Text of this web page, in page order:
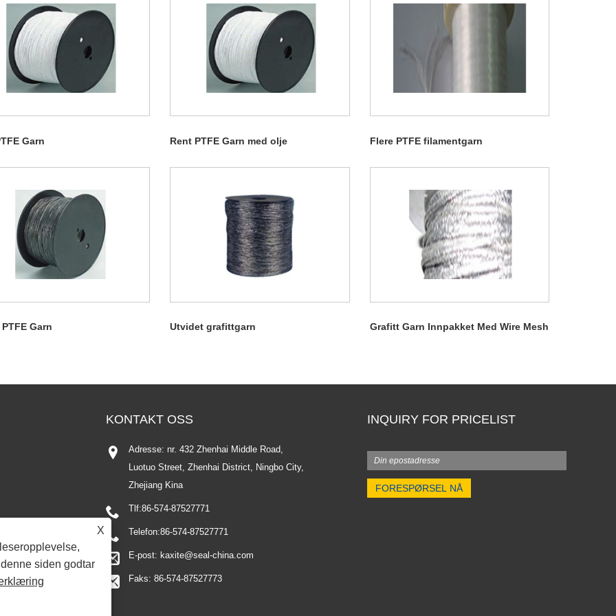
Garn Rent PTFE Garn med olje Flere PTFE filamentgarn
Garn Utvidet grafittgarn Grafitt Garn Innpakket Med Wire Mesh
INQUIRY FOR PRICELIST
KONTAKT OSS
Adresse: nr. 432 Zhenhai Middle Road,
Luotuo Street, Zhenhai District, Ningbo City,
Zhejiang Kina
Tlf:86-574-87527771
Telefon:86-574-87527771
E-post: kaxite@seal-china.com
Faks: 86-574-87527773
X
siden godtar